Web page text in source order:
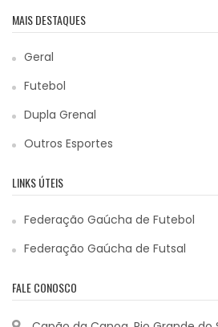
MAIS DESTAQUES
Geral
Futebol
Dupla Grenal
Outros Esportes
LINKS ÚTEIS
Federação Gaúcha de Futebol
Federação Gaúcha de Futsal
FALE CONOSCO